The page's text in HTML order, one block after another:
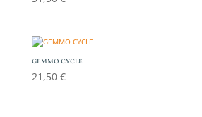
GEMMO CYCLE
21,50 €